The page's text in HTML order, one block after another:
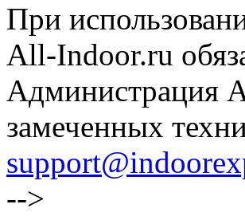
При
All-Indoor.ru
Администрация
замеченных
-->